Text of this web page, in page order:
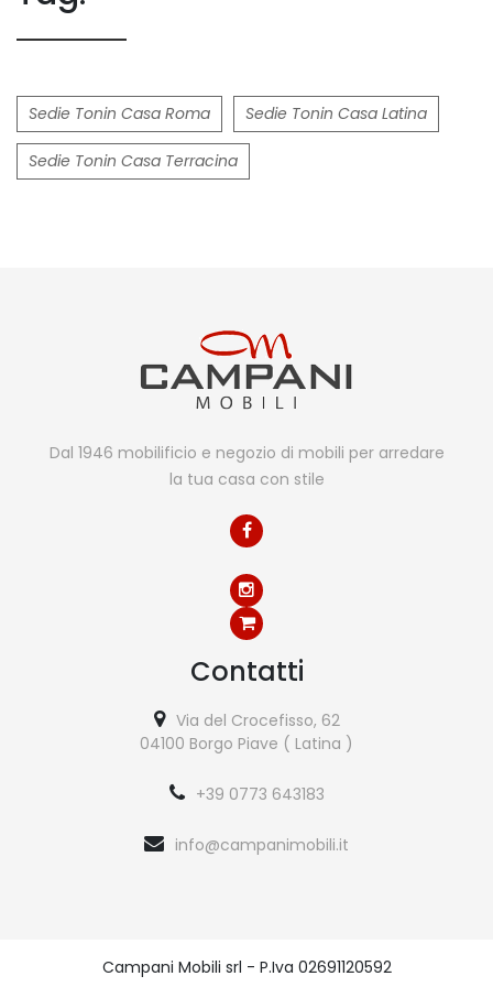
Sedie Tonin Casa Roma Sedie Tonin Casa Latina
Sedie Tonin Casa Terracina
Dal 1946 mobilificio e negozio di mobili per arredare
la tua casa con stile
Contatti
Via del Crocefisso, 62
04100 Borgo Piave ( Latina )
+39 0773 643183
info@campanimobili.it
Campani Mobili srl - P.Iva 02691120592